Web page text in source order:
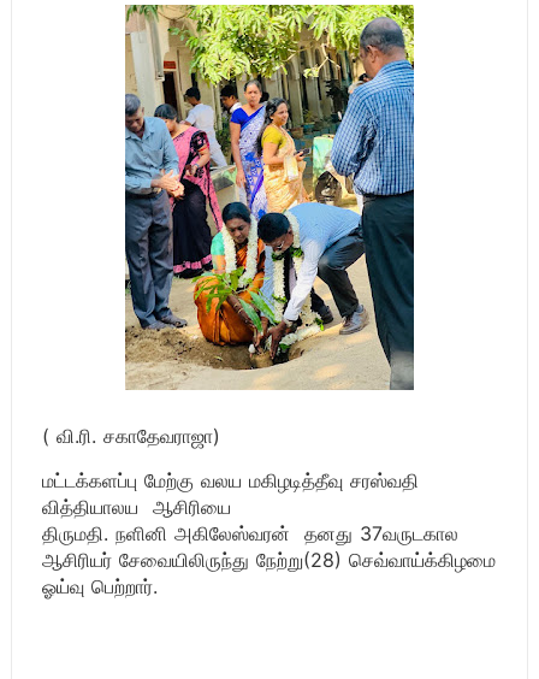
( வி.ரி. சகாதேவராஜா)
மட்டக்களப்பு மேற்கு வலய மகிழடித்தீவு சரஸ்வதி
வித்தியாலய ஆசிரியை
திருமதி. நளினி அகிலேஸ்வரன் தனது 37வருடகால
ஆசிரியர் சேவையிலிருந்து நேற்று(28) செவ்வாய்க்கிழமை
ஓய்வு பெற்றார்.